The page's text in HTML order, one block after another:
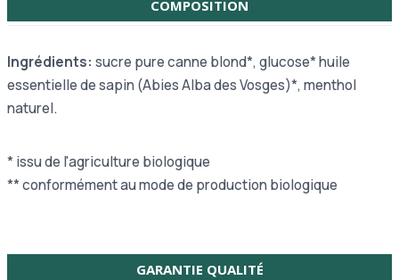
COMPOSITION
Ingrédients: sucre pure canne blond*, glucose* huile
essentielle de sapin (Abies Alba des Vosges)*, menthol
naturel.
* issu de l'agriculture biologique
** conformément au mode de production biologique
GARANTIE QUALITÉ